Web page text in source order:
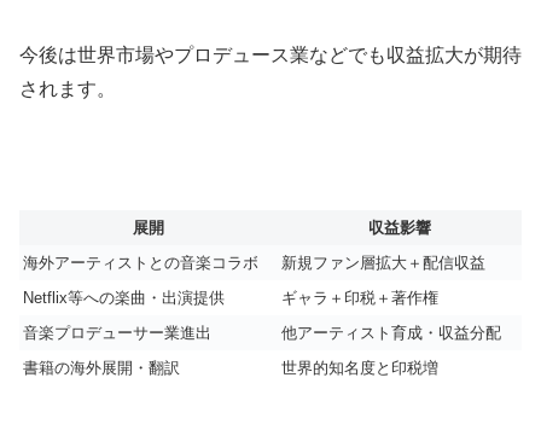
今後は世界市場やプロデュース業などでも収益拡大が期待
されます。
展開
収益影響
海外アーティストとの音楽コラボ
新規ファン層拡大＋配信収益
Netflix等への楽曲・出演提供
ギャラ＋印税＋著作権
音楽プロデューサー業進出
他アーティスト育成・収益分配
書籍の海外展開・翻訳
世界的知名度と印税増